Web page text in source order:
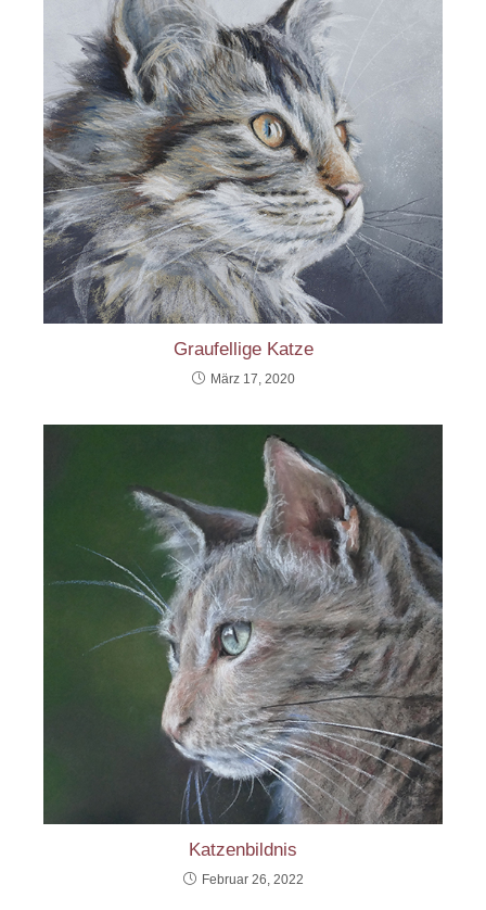
Graufellige Katze
März 17, 2020
Katzenbildnis
Februar 26, 2022